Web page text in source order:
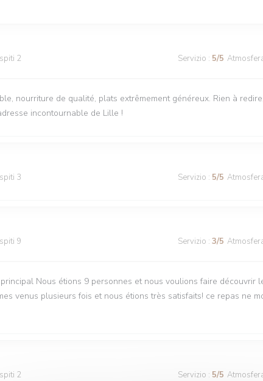
2 Servizio : 5/5
nourriture de qualité, plats extrêmement généreux. Rien à
incontournable de Lille !
3 Servizio : 5/5
9 Servizio : 3/5
Nous étions 9 personnes et nous voulions faire découvrir
venus plusieurs fois et nous étions très satisfaits! ce repas ne
2 Servizio : 5/5